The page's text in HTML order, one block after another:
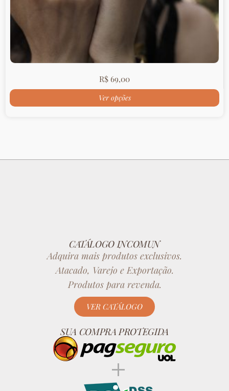
R$69,00
Ver opções
CATÁLOGO INCOMUN
Adquira mais produtos exclusivos.
Atacado, Varejo e Exportação.
Produtos para revenda.
VER CATÁLOGO
SUA COMPRA PROTEGIDA